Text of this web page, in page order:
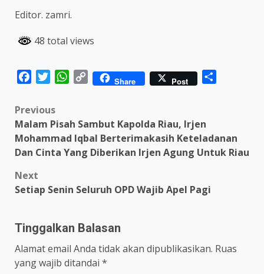
Editor. zamri.
48 total views
FacebookTwitterWhatsApp
Copy Share Post
Post
navigation
Previous
Malam Pisah Sambut Kapolda Riau, Irjen
Mohammad Iqbal Berterimakasih Keteladanan
Dan Cinta Yang Diberikan Irjen Agung Untuk Riau
Next
Setiap Senin Seluruh OPD Wajib Apel Pagi
Tinggalkan Balasan
Alamat email Anda tidak akan dipublikasikan. Ruas
yang wajib ditandai *